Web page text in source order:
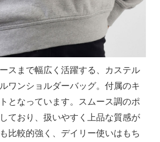
スまで幅広く活躍する、カステル
ワンショルダーバッグ。付属のキ
となっています。スムース調のポ
ており、扱いやすく上品な質感が
比較的強く、デイリー使いはもち